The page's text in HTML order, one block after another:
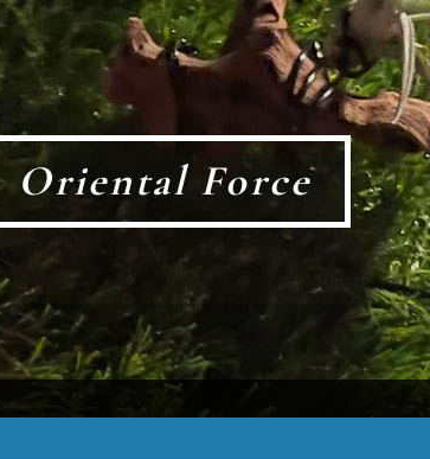
Oriental Force